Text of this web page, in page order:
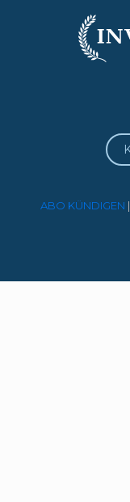
ABO KÜNDIGEN |